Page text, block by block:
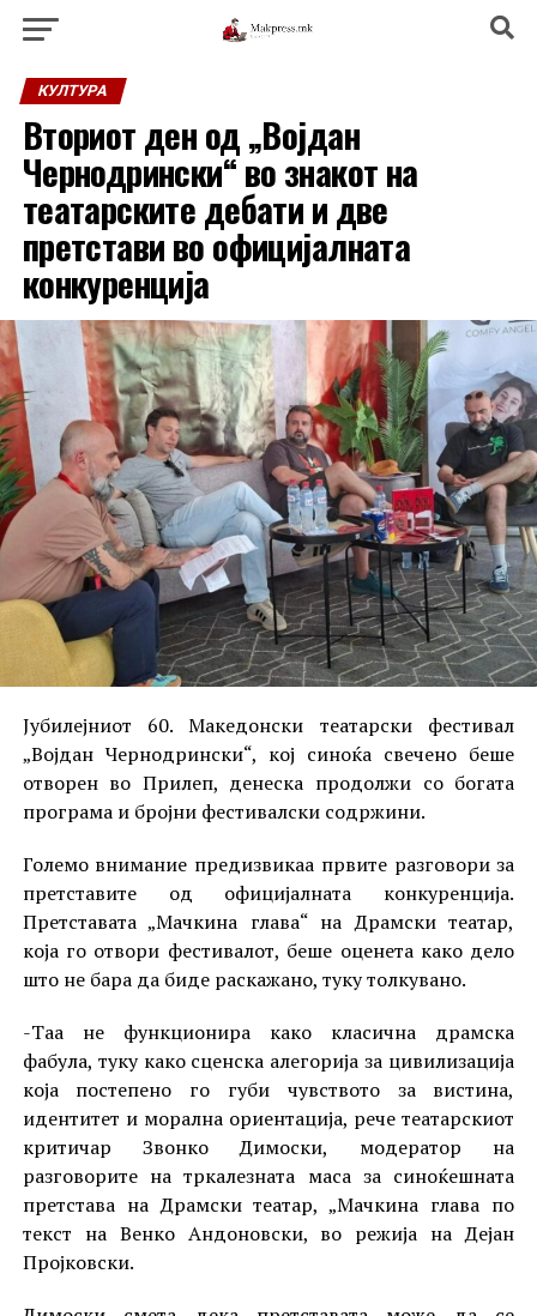
КУЛТУРА
Вториот ден од „Војдан
Чернодрински“ во знакот на
театарските дебати и две
претстави во официјалната
конкуренција
Јубилејниот 60. Македонски театарски фестивал
„Војдан Чернодрински“, кој синоќа свечено беше
отворен во Прилеп, денеска продолжи со богата
програма и бројни фестивалски содржини.
Големо внимание предизвикаа првите разговори за
претставите од официјалната конкуренција.
Претставата „Мачкина глава“ на Драмски театар,
која го отвори фестивалот, беше оценета како дело
што не бара да биде раскажано, туку толкувано.
-Таа не функционира како класична драмска
фабула, туку како сценска алегорија за цивилизација
која постепено го губи чувството за вистина,
идентитет и морална ориентација, рече театарскиот
критичар Звонко Димоски, модератор на
разговорите на тркалезната маса за синоќешната
претстава на Драмски театар, „Мачкина глава по
текст на Венко Андоновски, во режија на Дејан
Пројковски.